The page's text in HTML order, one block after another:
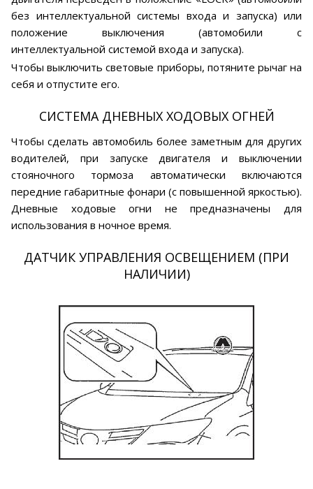
без интеллектуальной системы входа и запуска) или
положение выключения (автомобили с
интеллектуальной системой входа и запуска).
Чтобы выключить световые приборы, потяните рычаг на
себя и отпустите его.
СИСТЕМА ДНЕВНЫХ ХОДОВЫХ ОГНЕЙ
Чтобы сделать автомобиль более заметным для других
водителей, при запуске двигателя и выключении
стояночного тормоза автоматически включаются
передние габаритные фонари (с повышенной яркостью).
Дневные ходовые огни не предназначены для
использования в ночное время.
ДАТЧИК УПРАВЛЕНИЯ ОСВЕЩЕНИЕМ (ПРИ
НАЛИЧИИ)